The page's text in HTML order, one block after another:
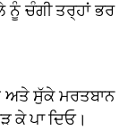
ਚੰਗੀ ਤਰ੍ਹਾਂ ਭਰ
ਅਤੇ ਸੁੱਕੇ ਮਰਤਬਾਨ
ਕੇ ਪਾ ਦਿਓ।